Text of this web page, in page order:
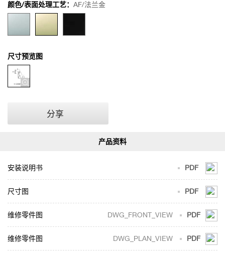
颜色/表面处理工艺： AF/法兰金
尺寸预览图
分享
PDF
安装说明书
PDF
尺寸图
PDF
DWG_FRONT_VIEW
PDF
DWG_PLAN_VIEW